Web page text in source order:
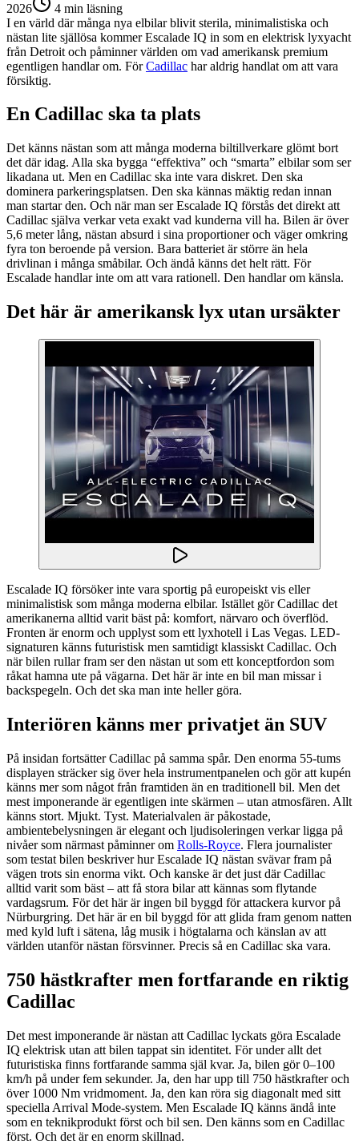
2026
4 min läsning
I en värld där många nya elbilar blivit sterila, minimalistiska och
nästan lite själlösa kommer Escalade IQ in som en elektrisk lyxyacht
från Detroit och påminner världen om vad amerikansk premium
egentligen handlar om. FörCadillac har aldrig handlat om att vara
försiktig.
En Cadillac ska ta plats
Det känns nästan som att många moderna biltillverkare glömt bort
det där idag. Alla ska bygga “effektiva” och “smarta” elbilar som ser
likadana ut. Men en Cadillac ska inte vara diskret. Den ska
dominera parkeringsplatsen. Den ska kännas mäktig redan innan
man startar den. Och när man ser Escalade IQ förstås det direkt att
Cadillac själva verkar veta exakt vad kunderna vill ha. Bilen är över
5,6 meter lång, nästan absurd i sina proportioner och väger omkring
fyra ton beroende på version. Bara batteriet är större än hela
drivlinan i många småbilar. Och ändå känns det helt rätt. För
Escalade handlar inte om att vara rationell. Den handlar om känsla.
Det här är amerikansk lyx utan ursäkter
Escalade IQ försöker inte vara sportig på europeiskt vis eller
minimalistisk som många moderna elbilar. Istället gör Cadillac det
amerikanerna alltid varit bäst på: komfort, närvaro och överflöd.
Fronten är enorm och upplyst som ett lyxhotell i Las Vegas. LED-
signaturen känns futuristisk men samtidigt klassiskt Cadillac. Och
när bilen rullar fram ser den nästan ut som ett konceptfordon som
råkat hamna ute på vägarna. Det här är inte en bil man missar i
backspegeln. Och det ska man inte heller göra.
Interiören känns mer privatjet än SUV
På insidan fortsätter Cadillac på samma spår. Den enorma 55-tums
displayen sträcker sig över hela instrumentpanelen och gör att kupén
känns mer som något från framtiden än en traditionell bil. Men det
mest imponerande är egentligen inte skärmen – utan atmosfären. Allt
känns stort. Mjukt. Tyst. Materialvalen är påkostade,
ambientebelysningen är elegant och ljudisoleringen verkar ligga på
nivåer som närmast påminner om Rolls-Royce. Flera journalister
som testat bilen beskriver hur Escalade IQ nästan svävar fram på
vägen trots sin enorma vikt. Och kanske är det just där Cadillac
alltid varit som bäst – att få stora bilar att kännas som flytande
vardagsrum. För det här är ingen bil byggd för attackera kurvor på
Nürburgring. Det här är en bil byggd för att glida fram genom natten
med kyld luft i sätena, låg musik i högtalarna och känslan av att
världen utanför nästan försvinner. Precis så en Cadillac ska vara.
750 hästkrafter men fortfarande en riktig
Cadillac
Det mest imponerande är nästan att Cadillac lyckats göra Escalade
IQ elektrisk utan att bilen tappat sin identitet. För under allt det
futuristiska finns fortfarande samma själ kvar. Ja, bilen gör 0–100
km/h på under fem sekunder. Ja, den har upp till 750 hästkrafter och
över 1000 Nm vridmoment. Ja, den kan röra sig diagonalt med sitt
speciella Arrival Mode-system. Men Escalade IQ känns ändå inte
som en teknikprodukt först och bil sen. Den känns som en Cadillac
först. Och det är en enorm skillnad.